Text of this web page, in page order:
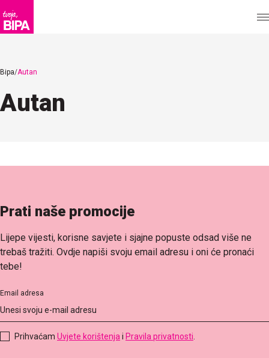
Bipa Autan
Autan
Prati naše promocije
Lijepe vijesti, korisne savjete i sjajne popuste odsad više ne
trebaš tražiti. Ovdje napiši svoju email adresu i oni će pronaći
tebe!
Email adresa
Prihvaćam Uvjete korištenja i Pravila privatnosti